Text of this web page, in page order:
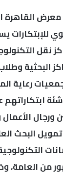
معرض القاهرة
للإبتكارات
نقل
البحثية
رعاية
ورجال
البحث
من العامة،